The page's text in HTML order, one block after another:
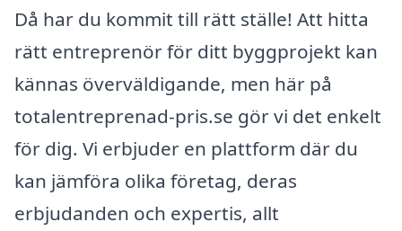
Då har du kommit till rätt ställe! Att hitta
rätt entreprenör för ditt byggprojekt kan
kännas överväldigande, men här på
totalentreprenad-pris.se gör vi det enkelt
för dig. Vi erbjuder en plattform där du
kan jämföra olika företag, deras
erbjudanden och expertis, allt